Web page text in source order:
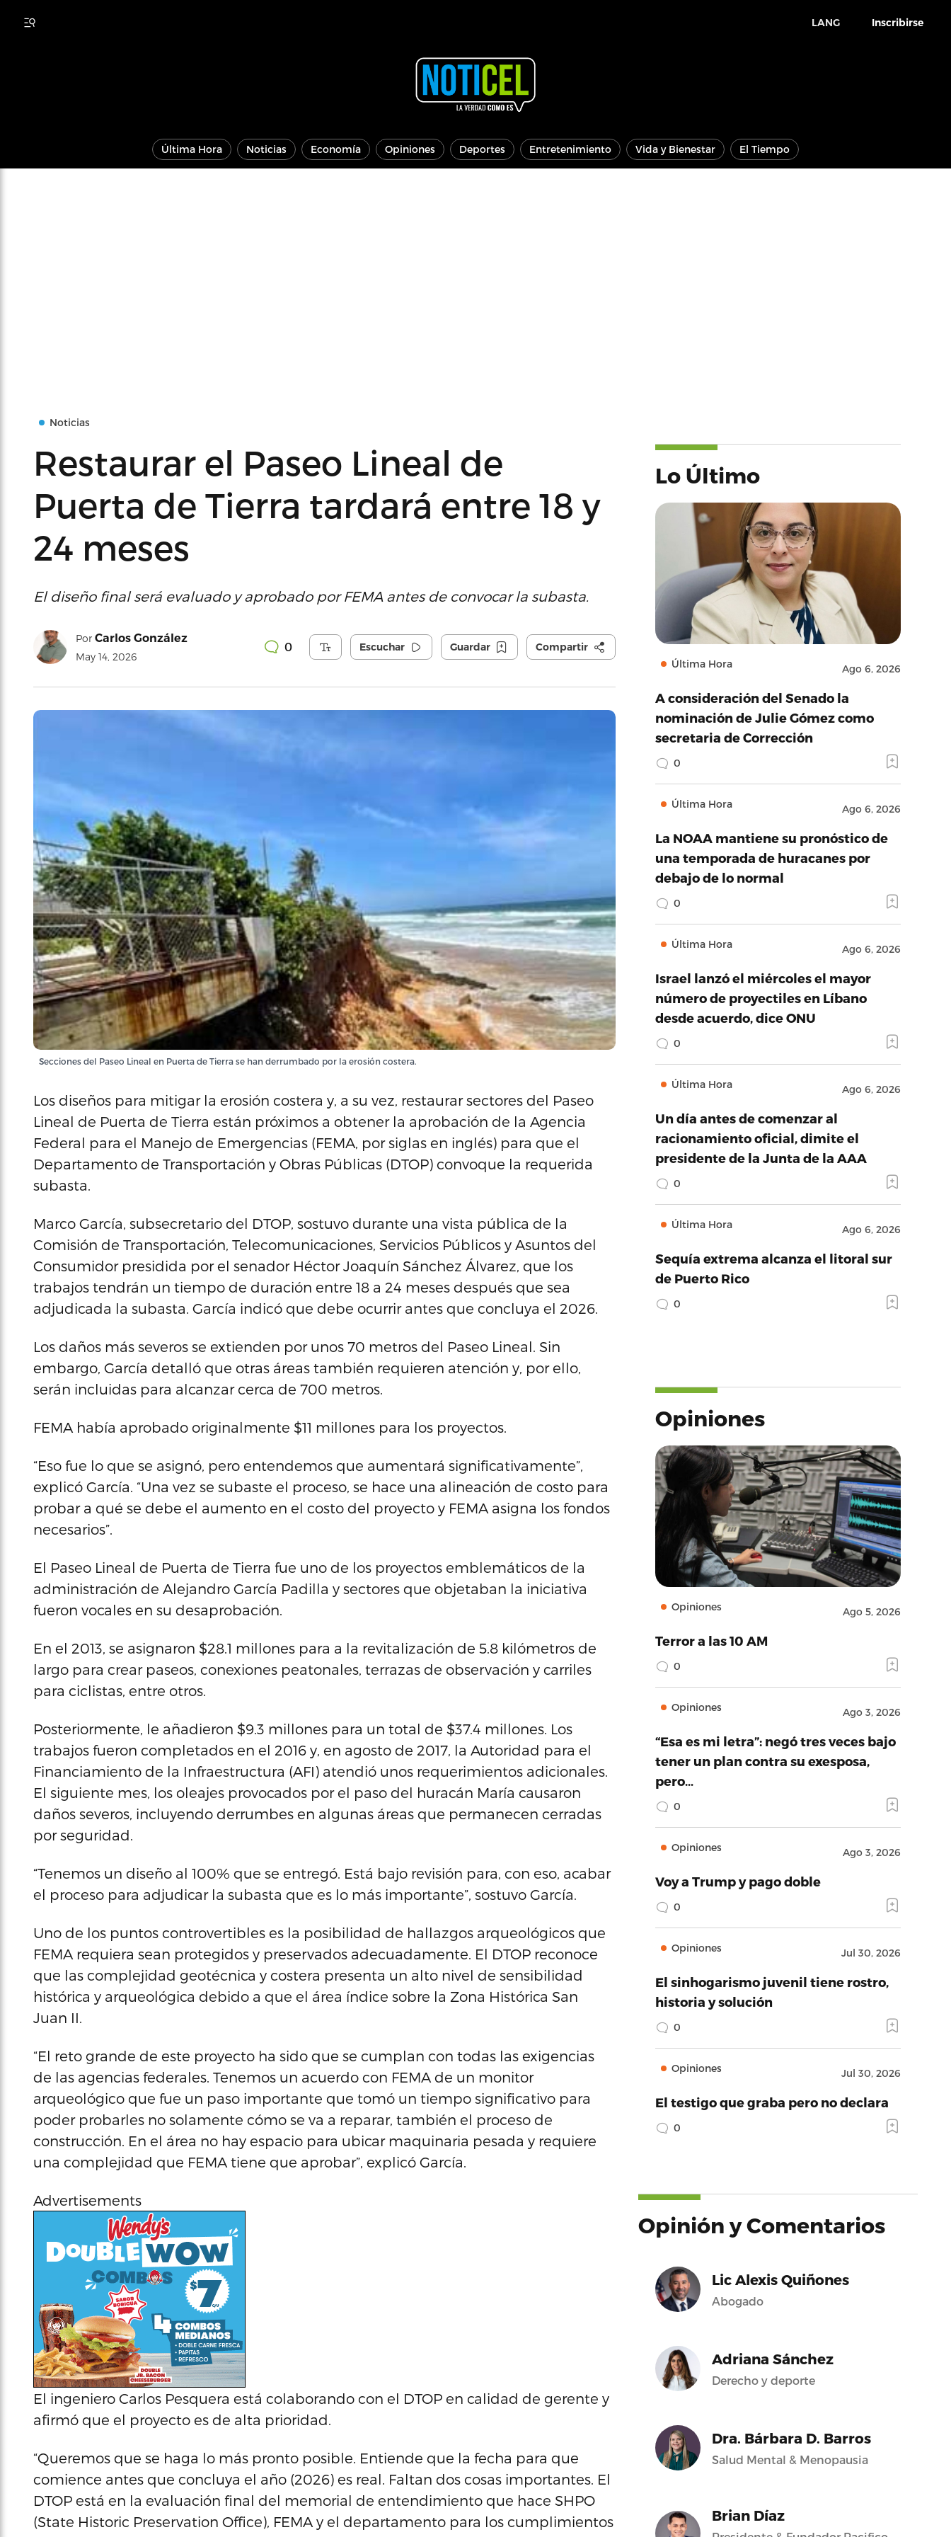
LANG Inscribirse
Última Hora Noticias Economía Opiniones Deportes Entretenimiento Vida y Bienestar El Tiempo
Noticias
Restaurar el Paseo Lineal de
Puerta de Tierra tardará entre 18 y
24 meses
El diseño final será evaluado y aprobado por FEMA antes de convocar la subasta.
Por Carlos González
May 14, 2026
0 Escuchar Guardar Compartir
Secciones del Paseo Lineal en Puerta de Tierra se han derrumbado por la erosión costera.
Los diseños para mitigar la erosión costera y, a su vez, restaurar sectores del Paseo
Lineal de Puerta de Tierra están próximos a obtener la aprobación de la Agencia
Federal para el Manejo de Emergencias (FEMA, por siglas en inglés) para que el
Departamento de Transportación y Obras Públicas (DTOP) convoque la requerida
subasta.
Marco García, subsecretario del DTOP, sostuvo durante una vista pública de la
Comisión de Transportación, Telecomunicaciones, Servicios Públicos y Asuntos del
Consumidor presidida por el senador Héctor Joaquín Sánchez Álvarez, que los
trabajos tendrán un tiempo de duración entre 18 a 24 meses después que sea
adjudicada la subasta. García indicó que debe ocurrir antes que concluya el 2026.
Los daños más severos se extienden por unos 70 metros del Paseo Lineal. Sin
embargo, García detalló que otras áreas también requieren atención y, por ello,
serán incluidas para alcanzar cerca de 700 metros.
FEMA había aprobado originalmente $11 millones para los proyectos.
“Eso fue lo que se asignó, pero entendemos que aumentará significativamente”,
explicó García. “Una vez se subaste el proceso, se hace una alineación de costo para
probar a qué se debe el aumento en el costo del proyecto y FEMA asigna los fondos
necesarios”.
El Paseo Lineal de Puerta de Tierra fue uno de los proyectos emblemáticos de la
administración de Alejandro García Padilla y sectores que objetaban la iniciativa
fueron vocales en su desaprobación.
En el 2013, se asignaron $28.1 millones para a la revitalización de 5.8 kilómetros de
largo para crear paseos, conexiones peatonales, terrazas de observación y carriles
para ciclistas, entre otros.
Posteriormente, le añadieron $9.3 millones para un total de $37.4 millones. Los
trabajos fueron completados en el 2016 y, en agosto de 2017, la Autoridad para el
Financiamiento de la Infraestructura (AFI) atendió unos requerimientos adicionales.
El siguiente mes, los oleajes provocados por el paso del huracán María causaron
daños severos, incluyendo derrumbes en algunas áreas que permanecen cerradas
por seguridad.
“Tenemos un diseño al 100% que se entregó. Está bajo revisión para, con eso, acabar
el proceso para adjudicar la subasta que es lo más importante”, sostuvo García.
Uno de los puntos controvertibles es la posibilidad de hallazgos arqueológicos que
FEMA requiera sean protegidos y preservados adecuadamente. El DTOP reconoce
que las complejidad geotécnica y costera presenta un alto nivel de sensibilidad
histórica y arqueológica debido a que el área índice sobre la Zona Histórica San
Juan II.
“El reto grande de este proyecto ha sido que se cumplan con todas las exigencias
de las agencias federales. Tenemos un acuerdo con FEMA de un monitor
arqueológico que fue un paso importante que tomó un tiempo significativo para
poder probarles no solamente cómo se va a reparar, también el proceso de
construcción. En el área no hay espacio para ubicar maquinaria pesada y requiere
una complejidad que FEMA tiene que aprobar”, explicó García.
Advertisements
El ingeniero Carlos Pesquera está colaborando con el DTOP en calidad de gerente y
afirmó que el proyecto es de alta prioridad.
“Queremos que se haga lo más pronto posible. Entiende que la fecha para que
comience antes que concluya el año (2026) es real. Faltan dos cosas importantes. El
DTOP está en la evaluación final del memorial de entendimiento que hace SHPO
(State Historic Preservation Office), FEMA y el departamento para los cumplimientos
Lo Último
Última Hora Ago 6, 2026
A consideración del Senado la
nominación de Julie Gómez como
secretaria de Corrección
0
Última Hora Ago 6, 2026
La NOAA mantiene su pronóstico de
una temporada de huracanes por
debajo de lo normal
0
Última Hora Ago 6, 2026
Israel lanzó el miércoles el mayor
número de proyectiles en Líbano
desde acuerdo, dice ONU
0
Última Hora Ago 6, 2026
Un día antes de comenzar al
racionamiento oficial, dimite el
presidente de la Junta de la AAA
0
Última Hora Ago 6, 2026
Sequía extrema alcanza el litoral sur
de Puerto Rico
0
Opiniones
Opiniones Ago 5, 2026
Terror a las 10 AM
0
Opiniones Ago 3, 2026
“Esa es mi letra”: negó tres veces bajo
tener un plan contra su exesposa,
pero…
0
Opiniones Ago 3, 2026
Voy a Trump y pago doble
0
Opiniones Jul 30, 2026
El sinhogarismo juvenil tiene rostro,
historia y solución
0
Opiniones Jul 30, 2026
El testigo que graba pero no declara
0
Opinión y Comentarios
Lic Alexis Quiñones
Abogado
Adriana Sánchez
Derecho y deporte
Dra. Bárbara D. Barros
Salud Mental & Menopausia
Brian Díaz